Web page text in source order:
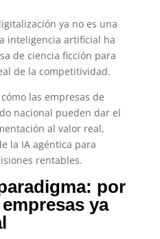
ya no es una
inteligencia artificial ha
de ciencia ficción para
de la competitividad.
las empresas de
nacional pueden dar el
al valor real,
la IA agéntica para
rentables.
por
ya